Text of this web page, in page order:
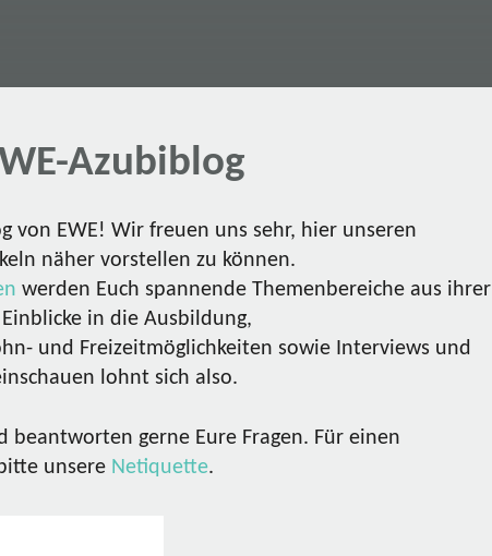
Azubiblog
von EWE! Wir freuen uns sehr, hier unseren
näher vorstellen zu können.
werden Euch spannende Themenbereiche aus ihrer
in die Ausbildung,
und Freizeitmöglichkeiten sowie Interviews und
lohnt sich also.
gerne Eure Fragen. Für einen
unsere Netiquette.